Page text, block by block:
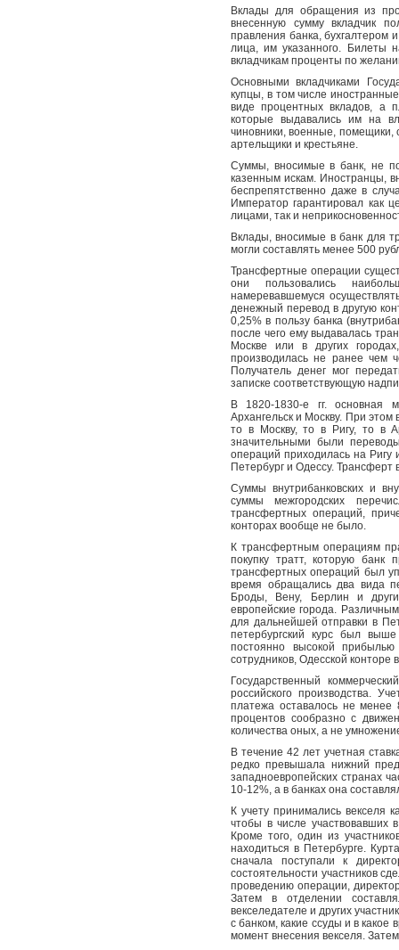
Вклады для обращения из
внесенную сумму вкладчик
правления банка, бухгалтером
лица, им указанного. Билеты
вкладчикам проценты по
Основными вкладчиками
купцы, в том числе
виде процентных вкладов, а
которые выдавались им на
чиновники, военные, помещики,
артельщики и крестьяне.
Суммы, вносимые в банк, не
казенным искам. Иностранцы,
беспрепятственно даже в
Император гарантировал как
лицами, так и
Вклады, вносимые в банк для
могли составлять менее 500
Трансфертные операции
они пользовались
намеревавшемуся
денежный перевод в другую
0,25% в пользу банка
после чего ему выдавалась
Москве или в других
производилась не ранее чем
Получатель денег мог
записке соответствующую
В 1820-1830-е гг. основная
Архангельск и Москву. При
то в Москву, то в Ригу, то в
значительными были
операций приходилась на Ригу
Петербург и Одессу. Трансферт
Суммы внутрибанковских и
суммы межгородских
трансфертных операций,
конторах вообще не было.
К трансфертным операциям
покупку тратт, которую банк
трансфертных операций был
время обращались два вида
Броды, Вену, Берлин и
европейские города.
для дальнейшей отправки в
петербургский курс был
постоянно высокой
сотрудников, Одесской конторе
Государственный
российского производства.
платежа оставалось не
процентов сообразно с
количества оных, а не
В течение 42 лет учетная
редко превышала нижний
западноевропейских странах
10-12%, а в банках она
К учету принимались векселя
чтобы в числе участвовавших
Кроме того, один из
находиться в Петербурге.
сначала поступали к
состоятельности участников
проведению операции,
Затем в отделении
векселедателе и других
с банком, какие ссуды и в какое
момент внесения векселя.